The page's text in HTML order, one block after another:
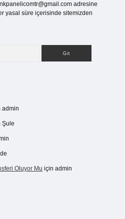
adresine
yasal süre içerisinde sitemizden
admin
Şule
Oluyor Mu için admin